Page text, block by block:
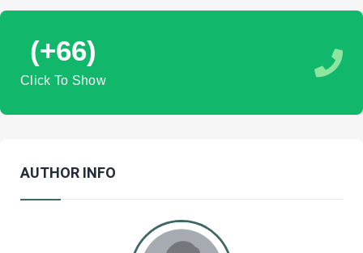
(+66)
Click To Show
AUTHOR INFO